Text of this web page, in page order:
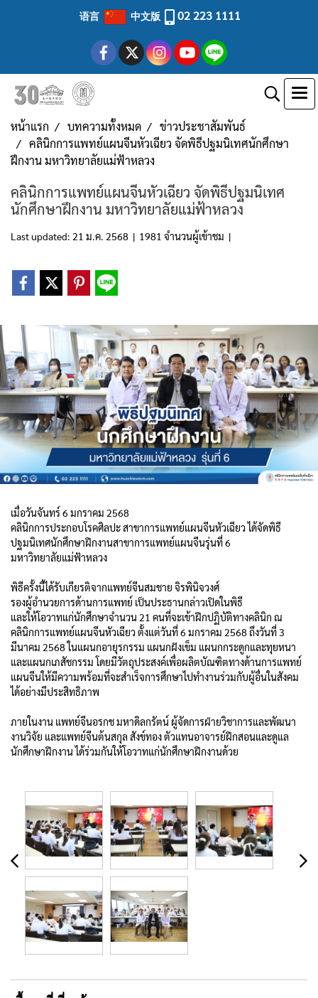
语言 中文版 02 223 1111
หน้าแรก บทความทั้งหมด
ข่าวประชาสัมพันธ์
คลินิกการแพทย์แผนจีนหัวเฉียว จัดพิธีปฐมนิเทศนักศึกษา
ฝึกงาน มหาวิทยาลัยแม่ฟ้าหลวง
คลินิกการแพทย์แผนจีนหัวเฉียว จัดพิธีปฐมนิเทศ
นักศึกษาฝึกงาน มหาวิทยาลัยแม่ฟ้าหลวง
Last updated: 21 ม.ค. 2568 | 1981 จำนวนผู้เข้าชม |
เมื่อวันจันทร์ 6 มกราคม 2568
คลินิกการประกอบโรคศิลปะ สาขาการแพทย์แผนจีนหัวเฉียว ได้จัดพิธี
ปฐมนิเทศนักศึกษาฝึกงานสาขาการแพทย์แผนจีนรุ่นที่ 6
มหาวิทยาลัยแม่ฟ้าหลวง
พิธีครั้งนี้ได้รับเกียรติจากแพทย์จีนสมชาย จิรพินิจวงศ์
รองผู้อำนวยการด้านการแพทย์ เป็นประธานกล่าวเปิดในพิธี
และให้โอวาทแก่นักศึกษาจำนวน 21 คนที่จะเข้าฝึกปฏิบัติทางคลินิก ณ
คลินิกการแพทย์แผนจีนหัวเฉียว ตั้งแต่วันที่ 6 มกราคม 2568 ถึงวันที่ 3
มีนาคม 2568 ในแผนกอายุรกรรม แผนกฝังเข็ม แผนกกระดูกและทุยหนา
และแผนกเภสัชกรรม โดยมีวัตถุประสงค์เพื่อผลิตบัณฑิตทางด้านการแพทย์
แผนจีนให้มีความพร้อมที่จะสำเร็จการศึกษาไปทำงานร่วมกับผู้อื่นในสังคม
ได้อย่างมีประสิทธิภาพ
ภายในงาน แพทย์จีนอรกช มหาดิลกรัตน์ ผู้จัดการฝ่ายวิชาการและพัฒนา
งานวิจัย และแพทย์จีนต้นสกุล สังข์ทอง ตัวแทนอาจารย์ฝึกสอนและดูแล
นักศึกษาฝึกงาน ได้ร่วมกันให้โอวาทแก่นักศึกษาฝึกงานด้วย